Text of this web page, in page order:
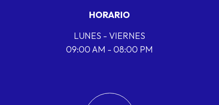
HORARIO
LUNES - VIERNES
09:00 AM - 08:00 PM